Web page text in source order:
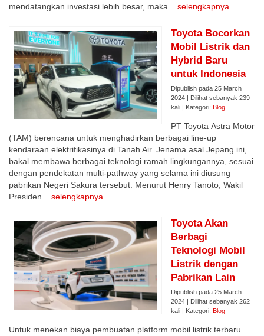
mendatangkan investasi lebih besar, maka... selengkapnya
Toyota Bocorkan
Mobil Listrik dan
Hybrid Baru
untuk Indonesia
Dipublish pada 25 March
2024 | Dilihat sebanyak 239
kali | Kategori: Blog
PT Toyota Astra Motor
(TAM) berencana untuk menghadirkan berbagai line-up
kendaraan elektrifikasinya di Tanah Air. Jenama asal Jepang ini,
bakal membawa berbagai teknologi ramah lingkungannya, sesuai
dengan pendekatan multi-pathway yang selama ini diusung
pabrikan Negeri Sakura tersebut. Menurut Henry Tanoto, Wakil
Presiden... selengkapnya
Toyota Akan
Berbagi
Teknologi Mobil
Listrik dengan
Pabrikan Lain
Dipublish pada 25 March
2024 | Dilihat sebanyak 262
kali | Kategori: Blog
Untuk menekan biaya pembuatan platform mobil listrik terbaru